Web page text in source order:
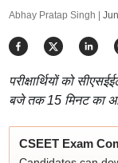
Abhay Pratap Singh |
परीक्षार्थियों को
बजे तक 15 मिनट का
CSEET Exam